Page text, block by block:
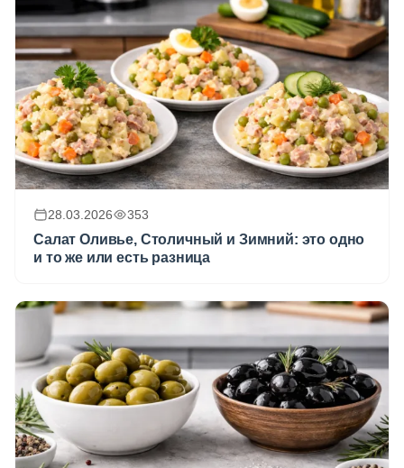
28.03.2026 353
Салат Оливье, Столичный и Зимний: это одно
и то же или есть разница